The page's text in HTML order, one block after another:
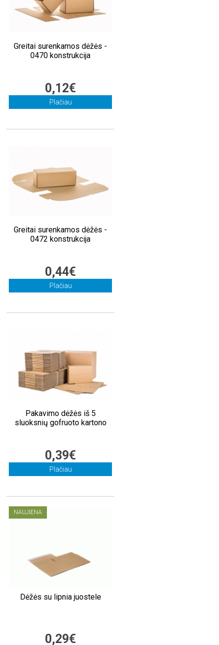
Greitai surenkamos dėžės -
0470 konstrukcija
0,12€
Plačiau
Greitai surenkamos dėžės -
0472 konstrukcija
0,44€
Plačiau
Pakavimo dėžės iš 5
sluoksnių gofruoto kartono
0,39€
Plačiau
NAUJIENA
Dėžės su lipnia juostele
0,29€